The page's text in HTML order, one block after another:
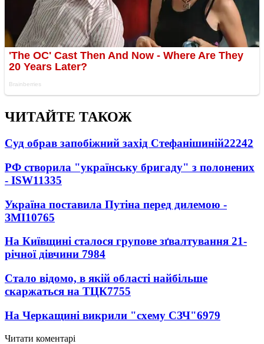
ЧИТАЙТЕ ТАКОЖ
Суд обрав запобіжний захід Стефанішиній22242
РФ створила "українську бригаду" з полонених
- ISW11335
Україна поставила Путіна перед дилемою -
ЗМІ10765
На Київщині сталося групове зґвалтування 21-
річної дівчини 7984
Стало відомо, в якій області найбільше
скаржаться на ТЦК7755
На Черкащині викрили "схему СЗЧ"6979
Читати коментарі